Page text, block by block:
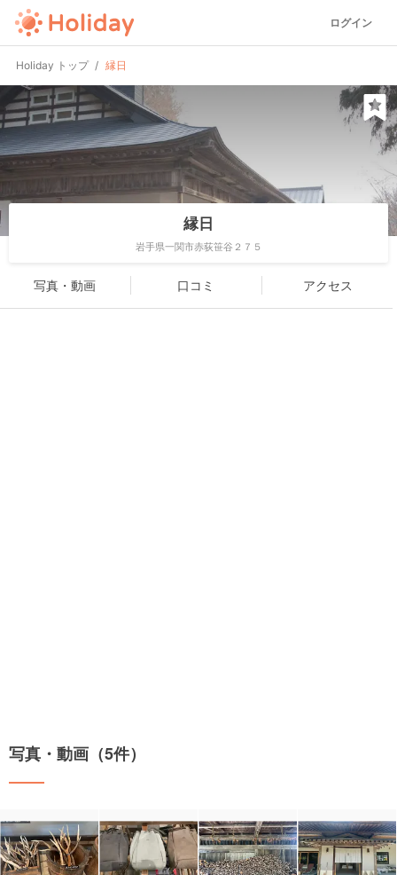
ログイン
Holiday トップ 縁日
縁日
岩手県一関市赤荻笹谷２７５
写真・動画 口コミ アクセス
写真・動画（5件）